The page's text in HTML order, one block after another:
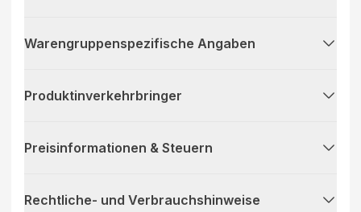
Warengruppenspezifische Angaben
Produktinverkehrbringer
Preisinformationen & Steuern
Rechtliche- und Verbrauchshinweise